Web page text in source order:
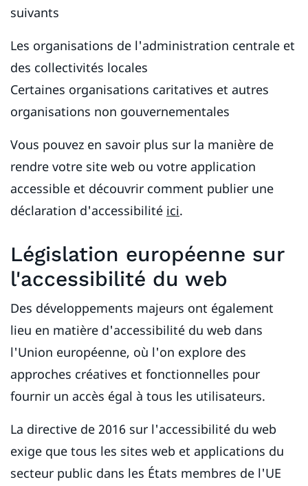
suivants
Les organisations de l'administration centrale et
des collectivités locales
Certaines organisations caritatives et autres
organisations non gouvernementales
Vous pouvez en savoir plus sur la manière de
rendre votre site web ou votre application
accessible et découvrir comment publier une
déclaration d'accessibilité ici.
Législation européenne sur
l'accessibilité du web
Des développements majeurs ont également
lieu en matière d'accessibilité du web dans
l'Union européenne, où l'on explore des
approches créatives et fonctionnelles pour
fournir un accès égal à tous les utilisateurs.
La directive de 2016 sur l'accessibilité du web
exige que tous les sites web et applications du
secteur public dans les États membres de l'UE